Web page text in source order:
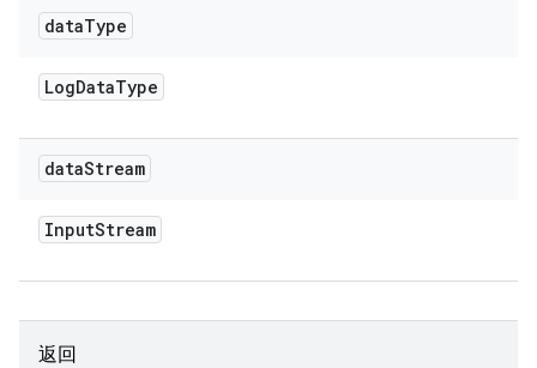
dataType
LogDataType
dataStream
InputStream
返回